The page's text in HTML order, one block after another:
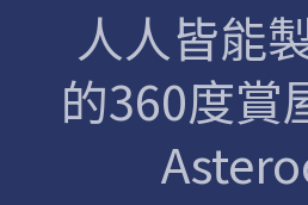
人人皆能
的360度賞